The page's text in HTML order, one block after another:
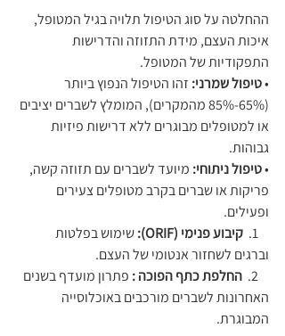
ההחלטה על סוג הטיפול תלויה בגיל המטופל,
איכות העצם, מידת התזוזה והדרישות
התפקודיות של המטופל.
• טיפול שמרני: זהו הטיפול הנפוץ ביותר
(65%-85% מהמקרים), המומלץ לשברים יציבים
או למטופלים מבוגרים ללא דרישות פיזיות
גבוהות.
• טיפול ניתוחי: מיועד לשברים עם תזוזה קשה,
פריקות או שברים בקרב מטופלים צעירים
ופעילים.
קיבוע פנימי (ORIF):
שימוש בפלטות
וברגים לשחזור אנטומי של העצם.
החלפת כתף הפוכה : פתרון מועדף בשנים
האחרונות לשברים מורכבים באוכלוסייה
המבוגרת.